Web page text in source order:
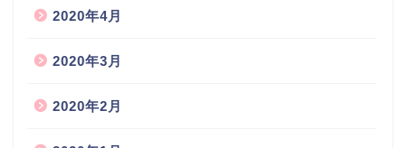
2020年4月
2020年3月
2020年2月